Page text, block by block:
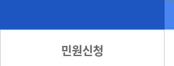
민원신청